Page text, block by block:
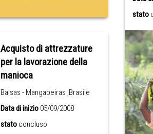
Acquisto di attrezzature
per la lavorazione della
manioca
Balsas - Mangabeiras ,Brasile
Data di inizio05/09/2008
stato concluso
stato